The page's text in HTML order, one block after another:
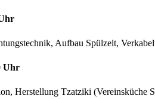
Aufbau Spülzelt,
Uhr
Herstellung Tzatziki (Vereinsküche